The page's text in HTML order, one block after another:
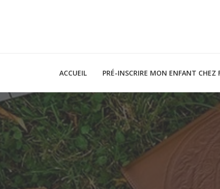
ACCUEIL PRÉ-INSCRIRE MON ENFANT CHEZ